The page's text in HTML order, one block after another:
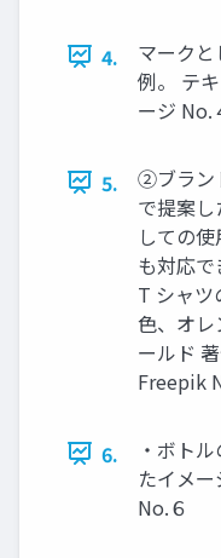
4.
マーク
例。 テ
ージ No.
5.
②ブラン
で提案し
しての
も対応で
T シャツ
色、オレ
ールド
Freepik
6.
・ボト
たイメ
No.６